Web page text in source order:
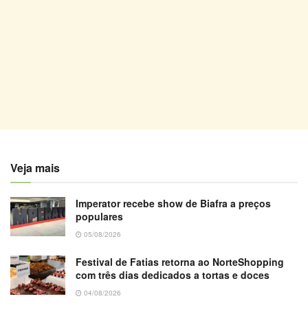
Veja mais
Imperator recebe show de Biafra a preços
populares
05/08/2026
Festival de Fatias retorna ao NorteShopping
com três dias dedicados a tortas e doces
04/08/2026